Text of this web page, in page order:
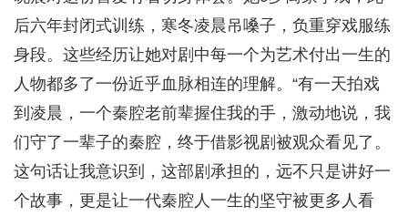
后六年封闭式训练，寒冬凌晨吊嗓子，负重穿戏服练
身段。这些经历让她对剧中每一个为艺术付出一生的
人物都多了一份近乎血脉相连的理解。“有一天拍戏
到凌晨，一个秦腔老前辈握住我的手，激动地说，我
们守了一辈子的秦腔，终于借影视剧被观众看见了。
这句话让我意识到，这部剧承担的，远不只是讲好一
个故事，更是让一代秦腔人一生的坚守被更多人看